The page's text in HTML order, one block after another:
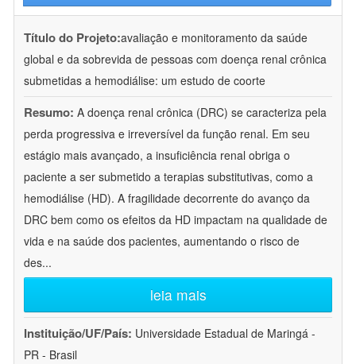
Título do Projeto:avaliação e monitoramento da saúde
global e da sobrevida de pessoas com doença renal crônica
submetidas a hemodiálise: um estudo de coorte
Resumo: A doença renal crônica (DRC) se caracteriza pela
perda progressiva e irreversível da função renal. Em seu
estágio mais avançado, a insuficiência renal obriga o
paciente a ser submetido a terapias substitutivas, como a
hemodiálise (HD). A fragilidade decorrente do avanço da
DRC bem como os efeitos da HD impactam na qualidade de
vida e na saúde dos pacientes, aumentando o risco de
des...
leia mais
Instituição/UF/País: Universidade Estadual de Maringá -
PR - Brasil